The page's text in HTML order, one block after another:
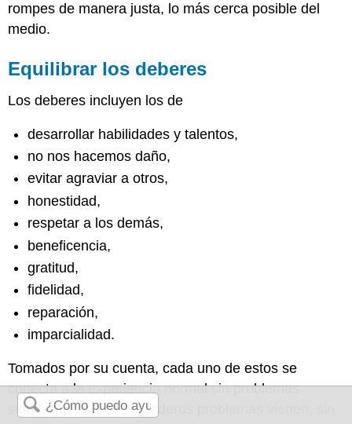
rompes de manera justa, lo más cerca posible del
medio.
Equilibrar los deberes
Los deberes incluyen los de
desarrollar habilidades y talentos,
no nos hacemos daño,
evitar agraviar a otros,
honestidad,
respetar a los demás,
beneficencia,
gratitud,
fidelidad,
reparación,
imparcialidad.
Tomados por su cuenta, cada uno de estos se
conecta a la experiencia normal sin problemas
significativos. Los verdaderos problemas vienen, sin